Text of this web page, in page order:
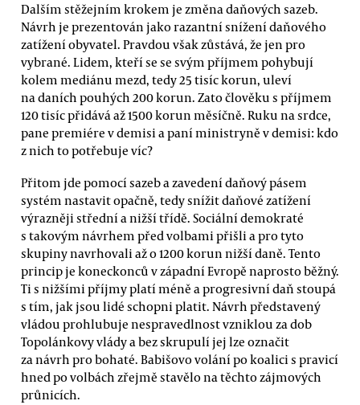
Dalším stěžejním krokem je změna daňových sazeb.
Návrh je prezentován jako razantní snížení daňového
zatížení obyvatel. Pravdou však zůstává, že jen pro
vybrané. Lidem, kteří se se svým příjmem pohybují
kolem mediánu mezd, tedy 25 tisíc korun, uleví
na daních pouhých 200 korun. Zato člověku s příjmem
120 tisíc přidává až 1500 korun měsíčně. Ruku na srdce,
pane premiére v demisi a paní ministryně v demisi: kdo
z nich to potřebuje víc?
Přitom jde pomocí sazeb a zavedení daňový pásem
systém nastavit opačně, tedy snížit daňové zatížení
výrazněji střední a nižší třídě. Sociální demokraté
s takovým návrhem před volbami přišli a pro tyto
skupiny navrhovali až o 1200 korun nižší daně. Tento
princip je koneckonců v západní Evropě naprosto běžný.
Ti s nižšími příjmy platí méně a progresivní daň stoupá
s tím, jak jsou lidé schopni platit. Návrh představený
vládou prohlubuje nespravedlnost vzniklou za dob
Topolánkovy vlády a bez skrupulí jej lze označit
za návrh pro bohaté. Babišovo volání po koalici s pravicí
hned po volbách zřejmě stavělo na těchto zájmových
průnicích.